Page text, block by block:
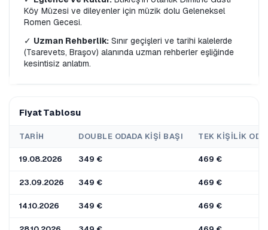
Köy Müzesi ve dileyenler için müzik dolu Geleneksel
Romen Gecesi.
✓ Uzman Rehberlik: Sınır geçişleri ve tarihi kalelerde
(Tsarevets, Braşov) alanında uzman rehberler eşliğinde
kesintisiz anlatım.
Fiyat Tablosu
TARIH DOUBLE ODADA KIŞI BAŞI TEK KIŞILIK ODA
19.08.2026 349 € 469 €
23.09.2026 349 € 469 €
14.10.2026 349 € 469 €